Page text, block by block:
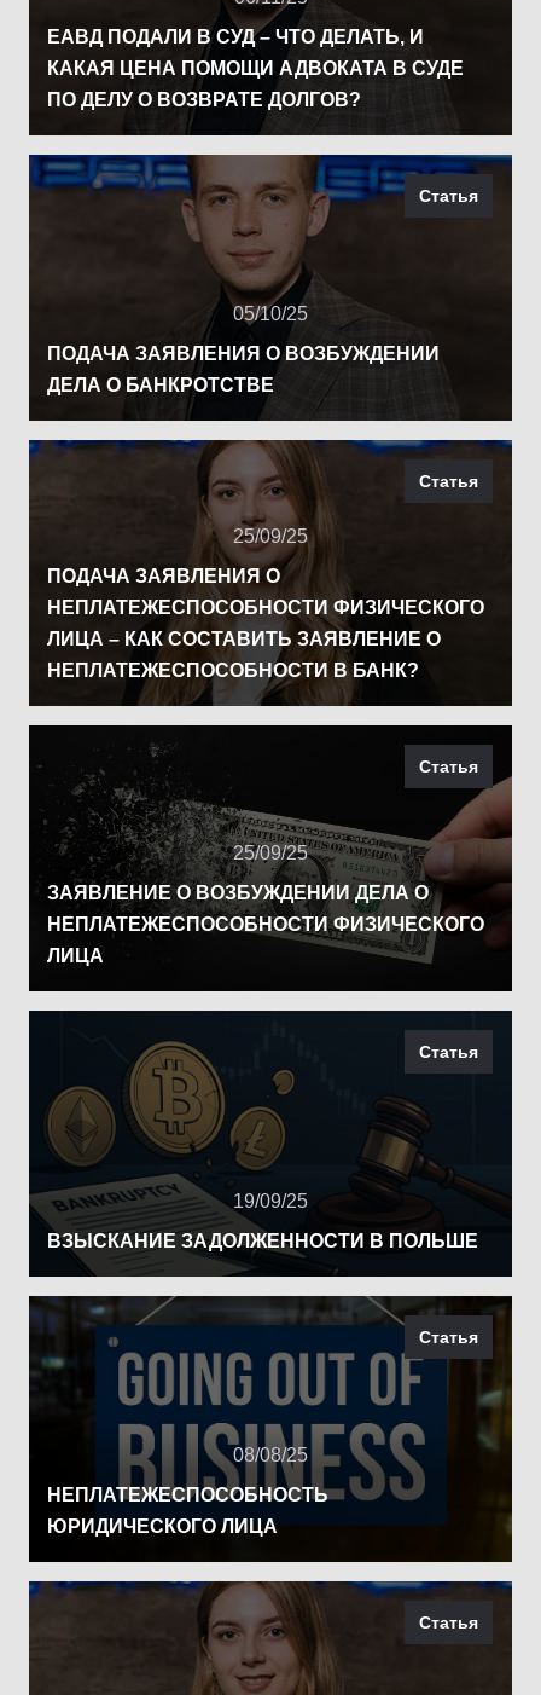
ЕАВД ПОДАЛИ В СУД – ЧТО ДЕЛАТЬ, И
КАКАЯ ЦЕНА ПОМОЩИ АДВОКАТА В СУДЕ
ПО ДЕЛУ О ВОЗВРАТЕ ДОЛГОВ?
Статья
05/10/25
ПОДАЧА ЗАЯВЛЕНИЯ О ВОЗБУЖДЕНИИ
ДЕЛА О БАНКРОТСТВЕ
Статья
25/09/25
ПОДАЧА ЗАЯВЛЕНИЯ О
НЕПЛАТЕЖЕСПОСОБНОСТИ ФИЗИЧЕСКОГО
ЛИЦА – КАК СОСТАВИТЬ ЗАЯВЛЕНИЕ О
НЕПЛАТЕЖЕСПОСОБНОСТИ В БАНК?
Статья
25/09/25
ЗАЯВЛЕНИЕ О ВОЗБУЖДЕНИИ ДЕЛА О
НЕПЛАТЕЖЕСПОСОБНОСТИ ФИЗИЧЕСКОГО
ЛИЦА
Статья
19/09/25
ВЗЫСКАНИЕ ЗАДОЛЖЕННОСТИ В ПОЛЬШЕ
Статья
08/08/25
НЕПЛАТЕЖЕСПОСОБНОСТЬ
ЮРИДИЧЕСКОГО ЛИЦА
Статья